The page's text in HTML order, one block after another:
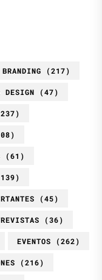
BRANDING (217)
DESIGN (47)
(61)
(45)
(36)
EVENTOS (262)
(216)